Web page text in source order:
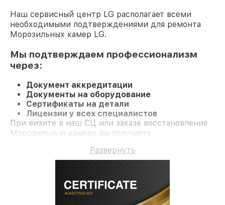
Наш сервисный центр LG располагает всеми
необходимыми подтверждениями для ремонта
Морозильных камер LG.
Мы подтверждаем профессионализм
через:
Документ аккредитации
Документы на оборудование
Сертификаты на детали
Лицензии у всех специалистов
При визите в наш СЦ или заказе восстановления
Морозильную камеру вы получаете
работы и комплектующие.
Развернуть